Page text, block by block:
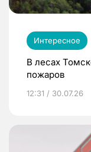
Интересное
В лесах
пожаров
12:31 / 30.07.26